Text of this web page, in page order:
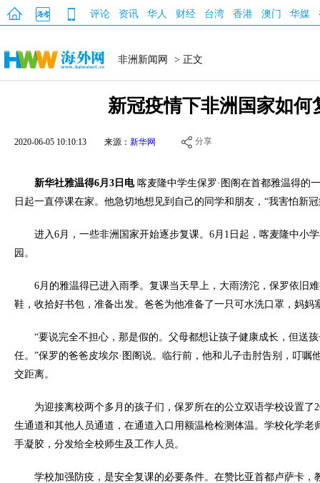
评论 资讯 华人 财经 台湾 香港 澳门 华媒
非洲新闻网 > 正文
新冠疫情下非洲国家如何
2020-06-05 10:10:13 来源： 新华网 分享
新华社雅温得6月3日电 喀麦隆中学生保罗·图阁在首都雅温得的
日起一直停课在家。他急切地想见到自己的同学和朋友，“我害怕新
进入6月，一些非洲国家开始逐步复课。6月1日起，喀麦隆中小
园。
6月的雅温得已进入雨季。复课当天早上，大雨滂沱，保罗依旧
鞋，收拾好书包，准备出发。爸爸为他准备了一只可水洗口罩，妈妈
“要说完全不担心，那是假的。父母都想让孩子健康成长，但送
任。”保罗的爸爸皮埃尔·图阁说。临行前，他和儿子击肘告别，叮嘱
交距离。
为迎接离校两个多月的孩子们，保罗所在的公立双语学校设置了
生通道和其他人员通道，在通道入口用额温枪检测体温。学校化学老
手凝胶，分发给全校师生及工作人员。
学校加强防疫，是安全复课的必要条件。在赞比亚首都卢萨卡，